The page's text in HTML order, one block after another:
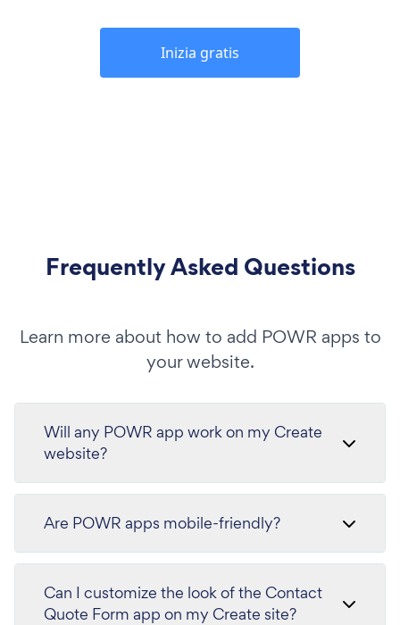
Inizia gratis
Frequently Asked Questions
Learn more about how to add POWR apps to
your website.
Will any POWR app work on my Create
website?
Are POWR apps mobile-friendly?
Can I customize the look of the Contact
Quote Form app on my Create site?